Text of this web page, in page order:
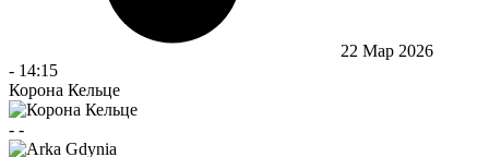
22 Мар 2026
- 14:15
Корона Кельце
- -